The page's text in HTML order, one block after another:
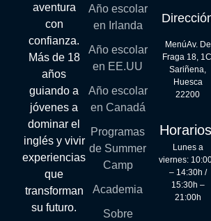
aventura
con
confianza.
Más de 18
años
guiando a
jóvenes a
dominar el
inglés y vivir
experiencias
que
transforman
su futuro.
Año escolar
en Irlanda
Año escolar
en EE.UU
Año escolar
en Canadá
Programas
de Summer
Camp
Academia
Sobre
MenúAv. De
Fraga 18, 1C,
Sariñena,
Huesca
22200
Lunes a
viernes:
– 14:30h /
15:30h –
21:00h